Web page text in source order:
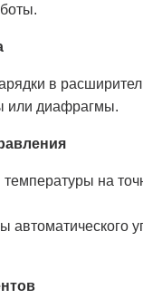
в
или диафрагмы.
на
автоматического